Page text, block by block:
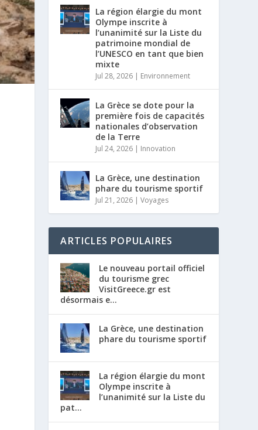
La région élargie du mont
Olympe inscrite à
l’unanimité sur la Liste du
patrimoine mondial de
l’UNESCO en tant que bien
mixte
Jul 28, 2026 | Environnement
La Grèce se dote pour la
première fois de capacités
nationales d’observation
de la Terre
Jul 24, 2026 | Innovation
La Grèce, une destination
phare du tourisme sportif
Jul 21, 2026 |Voyages
ARTICLES POPULAIRES
Le nouveau portail officiel
du tourisme grec
VisitGreece.gr est
désormais e...
La Grèce, une destination
phare du tourisme sportif
La région élargie du mont
Olympe inscrite à
l’unanimité sur la Liste du
pat...